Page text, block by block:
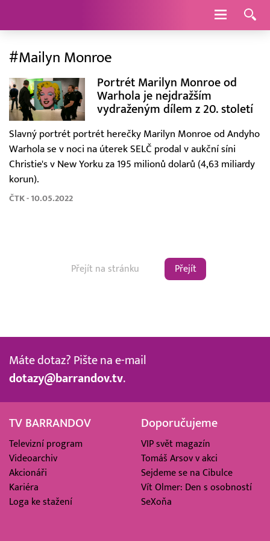
Navigace
#Mailyn Monroe
Portrét Marilyn Monroe od
Warhola je nejdražším
vydraženým dílem z 20. století
Slavný portrét portrét herečky Marilyn Monroe od Andyho
Warhola se v noci na úterek SELČ prodal v aukční síni
Christie's v New Yorku za 195 milionů dolarů (4,63 miliardy
korun).
ČTK - 10.05.2022
Přejít
Máte dotaz? Pište na e-mail
dotazy@barrandov.tv.
TV BARRANDOV
Televizní program
Videoarchiv
Akcionáři
Kariéra
Loga ke stažení
Doporučujeme
VIP svět magazín
Tomáš Arsov v akci
Sejdeme se na Cibulce
Vít Olmer: Den s osobností
SeXoňa